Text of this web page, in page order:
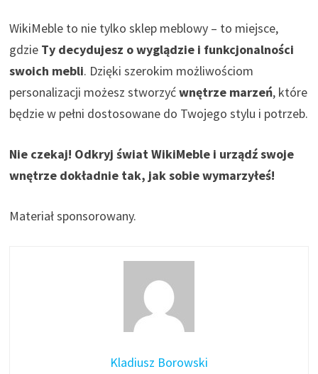
WikiMeble to nie tylko sklep meblowy – to miejsce,
gdzie Ty decydujesz o wyglądzie i funkcjonalności
swoich mebli. Dzięki szerokim możliwościom
personalizacji możesz stworzyćwnętrze marzeń, które
będzie w pełni dostosowane do Twojego stylu i potrzeb.
Nie czekaj! Odkryj świat WikiMeble i urządź swoje
wnętrze dokładnie tak, jak sobie wymarzyłeś!
Materiał sponsorowany.
Kladiusz Borowski